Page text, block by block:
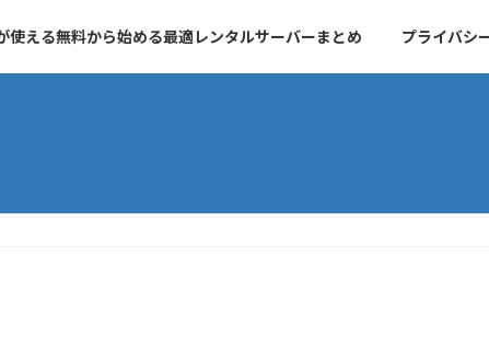
える無料から始める最適レンタルサーバーまとめ プライバシ